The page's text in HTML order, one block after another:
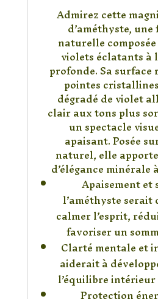
Admirez cette
d’améthyste,
naturelle
violets éclatants
profonde. Sa
pointes
dégradé de violet
clair aux tons plus
un spectacle
apaisant. Posée
naturel, elle
d’élégance minérale
Apaisement et
l’améthyste
calmer l’esprit,
favoriser un
Clarté mentale et
aiderait à
l’équilibre